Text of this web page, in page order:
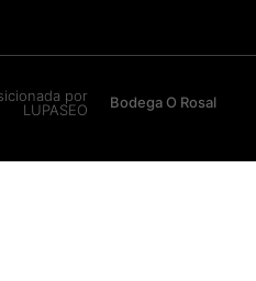
por
LUPASEO
Bodega O Rosal